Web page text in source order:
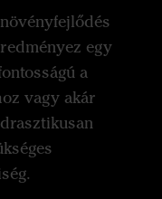
egy
a
vagy akár